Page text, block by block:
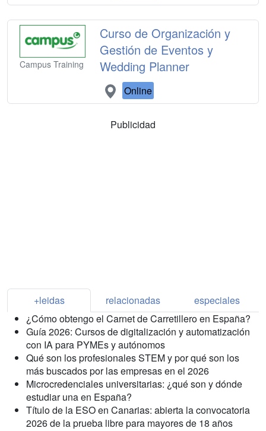
Campus Training
Curso de Organización y
Gestión de Eventos y
Wedding Planner
Online
Publicidad
+leidas relacionadas
especiales
¿Cómo obtengo el Carnet de Carretillero en España?
Guía 2026: Cursos de digitalización y automatización
con IA para PYMEs y autónomos
Qué son los profesionales STEM y por qué son los
más buscados por las empresas en el 2026
Microcredenciales universitarias: ¿qué son y dónde
estudiar una en España?
Título de la ESO en Canarias: abierta la convocatoria
2026 de la prueba libre para mayores de 18 años